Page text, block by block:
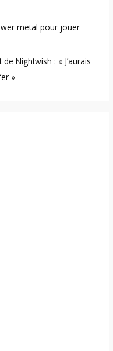
metal pour jouer
Nightwish : « J’aurais
»